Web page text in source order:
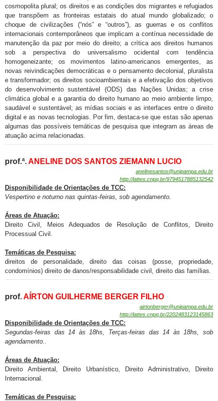
cosmopolita plural; os direitos e as condições dos migrantes e refugiados
que transpõem as fronteiras estatais do atual mundo globalizado; o
choque de civilizações (“nós” e “outros”), as guerras e os conflitos
internacionais contemporâneos que implicam a contínua necessidade de
manutenção da paz por meio do direito; a crítica aos direitos humanos
sob a perspectiva do universalismo ocidental com tendência
homogeneizante; os movimentos latino-americanos emergentes, as
novas reivindicações democráticas e o pensamento decolonial, pluralista
e transformador; os direitos socioambientais e a efetivação dos objetivos
do desenvolvimento sustentável (ODS) das Nações Unidas; a crise
climática global e a garantia do direito humano ao meio ambiente limpo,
saudável e sustentável; as mídias sociais e as interfaces entre o direito
digital e as novas tecnologias. Por fim, destaca-se que estas são apenas
algumas das possíveis temáticas de pesquisa que integram as áreas de
atuação acima relacionadas.
prof.ª.ANELINE DOS SANTOS ZIEMANN LUCIO
anelinesantos@unipampa.edu.br
http://lattes.cnpq.br/9794517885132542
Disponibilidade de Orientações de TCC:
Vespertino e noturno nas quintas-feiras, sob agendamento
Áreas de Atuação:
Direito Civil, Meios Adequados de Resolução de Conflitos, Direito
Processual Civil.
Temáticas de Pesquisa:
direitos de personalidade, direito das coisas (posse, propriedade,
condomínios) direito de danos/responsabilidade civil, direito das famílias.
prof.AÍRTON GUILHERME BERGER FILHO
airtonberger@unipampa.edu.br
http://lattes.cnpq.br/2202483123145863
Disponibilidade de Orientações de TCC:
Segundas-feiras das 14 às 18hs, Terças-feiras das 14 às 18hs, sob
agendamento.
Áreas de Atuação:
Direito Ambiental, Direito Urbanístico, Direito Administrativo, Direito
Internacional.
Temáticas de Pesquisa: